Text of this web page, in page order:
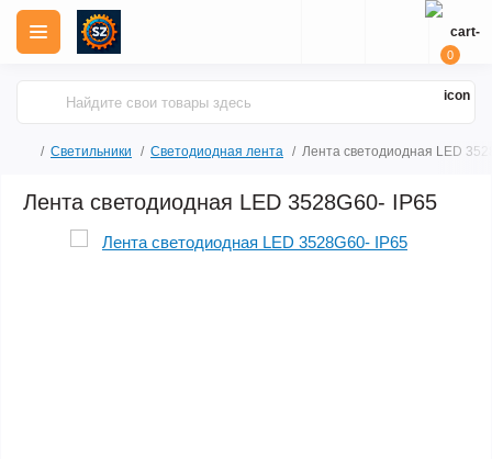
0
Светильники Светодиодная лента Лента светодиодная LED
Лента светодиодная LED 3528G60- IP65